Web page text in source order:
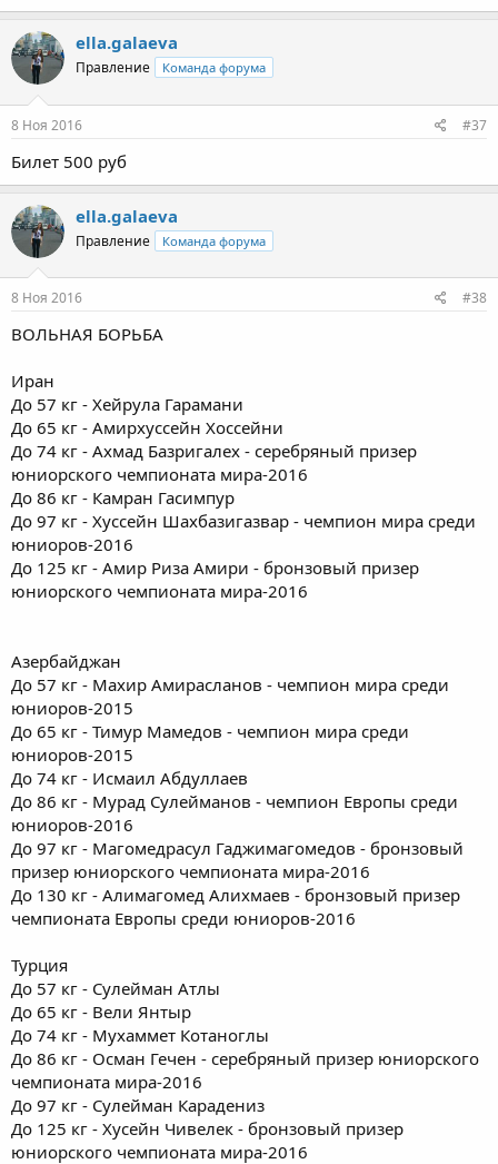
ella.galaeva
Правление Команда форума
8 Ноя 2016 #37
Билет 500 руб
ella.galaeva
Правление Команда форума
8 Ноя 2016 #38
ВОЛЬНАЯ БОРЬБА
Иран
До 57 кг - Хейрула Гарамани
До 65 кг - Амирхуссейн Хоссейни
До 74 кг - Ахмад Базригалех - серебряный призер
юниорского чемпионата мира-2016
До 86 кг - Камран Гасимпур
До 97 кг - Хуссейн Шахбазигазвар - чемпион мира среди
юниоров-2016
До 125 кг - Амир Риза Амири - бронзовый призер
юниорского чемпионата мира-2016
Азербайджан
До 57 кг - Махир Амирасланов - чемпион мира среди
юниоров-2015
До 65 кг - Тимур Мамедов - чемпион мира среди
юниоров-2015
До 74 кг - Исмаил Абдуллаев
До 86 кг - Мурад Сулейманов - чемпион Европы среди
юниоров-2016
До 97 кг - Магомедрасул Гаджимагомедов - бронзовый
призер юниорского чемпионата мира-2016
До 130 кг - Алимагомед Алихмаев - бронзовый призер
чемпионата Европы среди юниоров-2016
Турция
До 57 кг - Сулейман Атлы
До 65 кг - Вели Янтыр
До 74 кг - Мухаммет Котаноглы
До 86 кг - Осман Гечен - серебряный призер юниорского
чемпионата мира-2016
До 97 кг - Сулейман Карадениз
До 125 кг - Хусейн Чивелек - бронзовый призер
юниорского чемпионата мира-2016